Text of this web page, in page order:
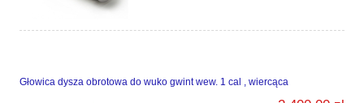
Głowica dysza obrotowa do wuko gwint wew. 1 cal , wiercąca